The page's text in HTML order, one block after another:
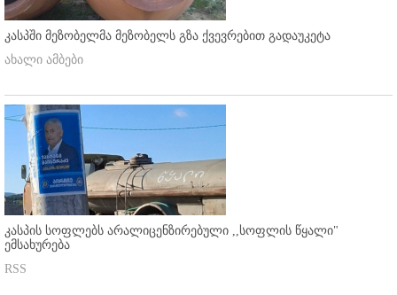
კასპში მეზობელმა მეზობელს გზა ქვევრებით გადაუკეტა
ახალი ამბები
კასპის სოფლებს არალიცენზირებული ,,სოფლის წყალი"
ემსახურება
RSS